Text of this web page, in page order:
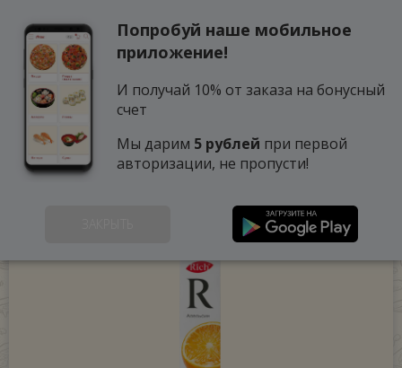
Попробуй наше мобильное
приложение!
И получай 10% от заказа на бонусный
счет
Мы дарим 5 рублей при первой
авторизации, не пропусти!